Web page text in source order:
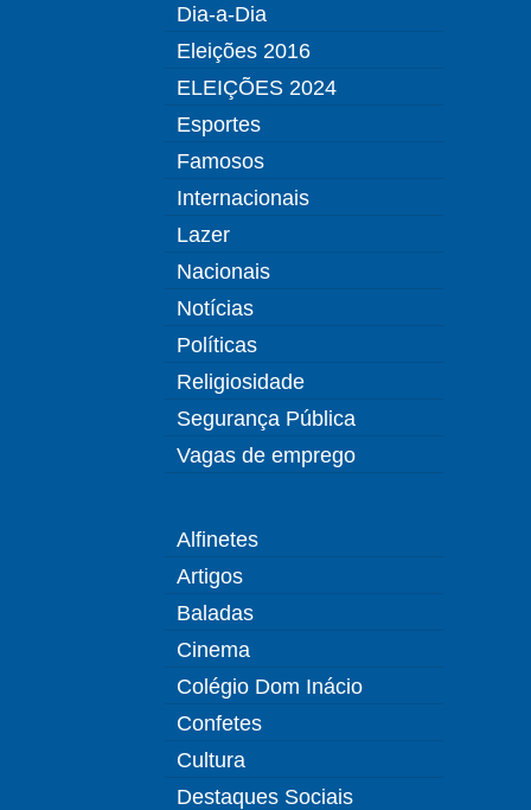
Dia-a-Dia
Eleições 2016
ELEIÇÕES 2024
Esportes
Famosos
Internacionais
Lazer
Nacionais
Notícias
Políticas
Religiosidade
Segurança Pública
Vagas de emprego
Alfinetes
Artigos
Baladas
Cinema
Colégio Dom Inácio
Confetes
Cultura
Destaques Sociais